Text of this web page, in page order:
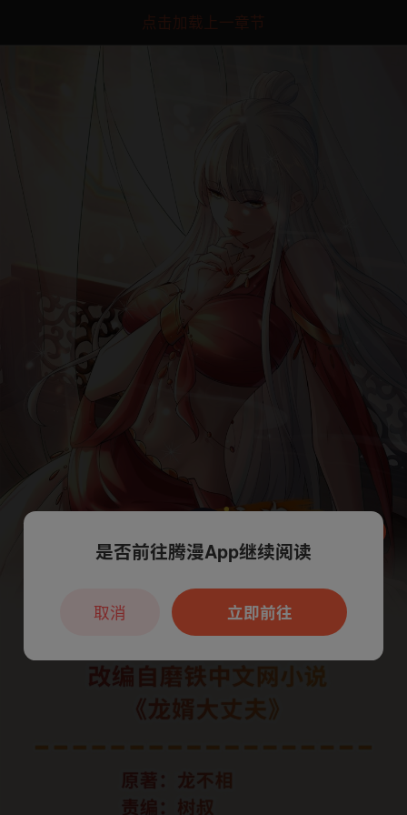
点击加载上一章节
本章节仅支持App阅读，可打开App新用
户7天免费看
是否前往腾漫App继续阅读
立即前往
取消